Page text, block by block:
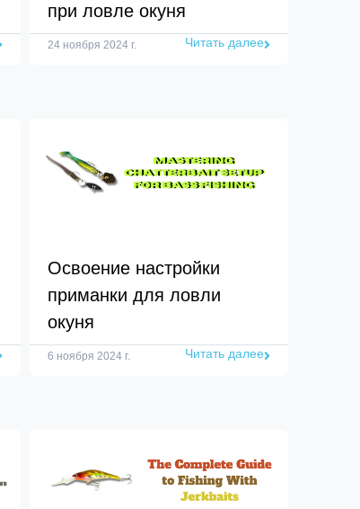
при ловле окуня
24 ноября 2024 г. Читать далее
Освоение настройки
приманки для ловли
окуня
6 ноября 2024 г. Читать далее